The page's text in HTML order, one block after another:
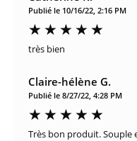
Publié le 10/16/22, 2:16 PM
très bien
Claire-hélène G.
Publié le 8/27/22, 4:28 PM
Très bon produit.